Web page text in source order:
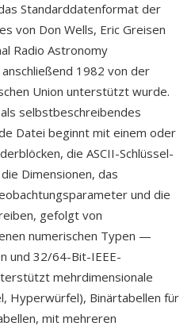
Standarddatenformat der
von Don Wells, Eric Greisen
Radio Astronomy
1982 von der
Union unterstützt wurde.
selbstbeschreibendes
Datei beginnt mit einem oder
die ASCII-Schlüssel-
Dimensionen, das
und die
gefolgt von
numerischen Typen —
und 32/64-Bit-IEEE-
mehrdimensionale
Hyperwürfel), Binärtabellen für
mit mehreren